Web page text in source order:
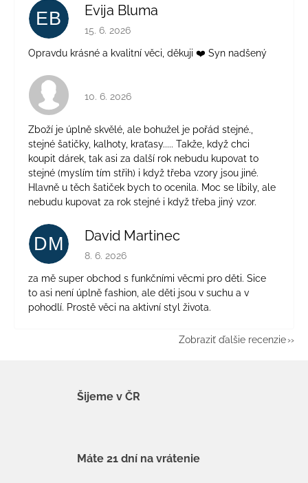
EB Evija Bluma
Hodnotenie obchodu je 5 z 5 hviezdičiek.
15. 6. 2026
Opravdu krásné a kvalitní věci, děkuji ❤️ Syn nadšený
Hodnotenie obchodu je 4 z 5 hviezdičiek.
10. 6. 2026
Zboží je úplně skvělé, ale bohužel je pořád stejné.,
stejné šatičky, kalhoty, kraťasy..... Takže, když chci
koupit dárek, tak asi za další rok nebudu kupovat to
stejné (myslím tím střih) i když třeba vzory jsou jiné.
Hlavně u těch šatiček bych to ocenila. Moc se líbily, ale
nebudu kupovat za rok stejné i když třeba jiný vzor.
DM David Martinec
Hodnotenie obchodu je 5 z 5 hviezdičiek.
8. 6. 2026
za mě super obchod s funkčními věcmi pro děti. Sice
to asi není úplně fashion, ale děti jsou v suchu a v
pohodlí. Prostě věci na aktivní styl života.
Zobraziť ďalšie recenzie
Šijeme v ČR
Máte 21 dní na vrátenie